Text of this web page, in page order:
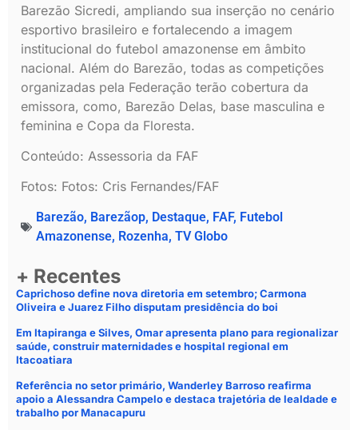
Barezão Sicredi, ampliando sua inserção no cenário
esportivo brasileiro e fortalecendo a imagem
institucional do futebol amazonense em âmbito
nacional. Além do Barezão, todas as competições
organizadas pela Federação terão cobertura da
emissora, como, Barezão Delas, base masculina e
feminina e Copa da Floresta.
Conteúdo: Assessoria da FAF
Fotos: Fotos: Cris Fernandes/FAF
Barezão, Barezãop, Destaque, FAF, Futebol
Amazonense, Rozenha, TV Globo
+ Recentes
Caprichoso define nova diretoria em setembro; Carmona
Oliveira e Juarez Filho disputam presidência do boi
Em Itapiranga e Silves, Omar apresenta plano para regionalizar
saúde, construir maternidades e hospital regional em
Itacoatiara
Referência no setor primário, Wanderley Barroso reafirma
apoio a Alessandra Campelo e destaca trajetória de lealdade e
trabalho por Manacapuru